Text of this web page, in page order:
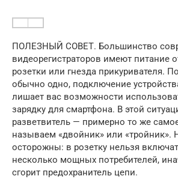
ПОЛЕЗНЫЙ СОВЕТ. Большинство
видеорегистраторов имеют питание
розетки или гнезда прикуривателя.
обычно одно, подключение
лишает вас возможности
зарядку для смартфона. В этой
разветвитель — примерно то же
называем «двойник» или «тройник».
осторожны: в розетку нельзя
несколько мощных потребителей,
сгорит предохранитель цепи.